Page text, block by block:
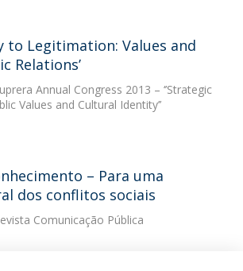
to Legitimation: Values and
Relations’
Annual Congress 2013 – ‘’Strategic
Values and Cultural Identity’’
– Para uma
dos conflitos sociais
Comunicação Pública